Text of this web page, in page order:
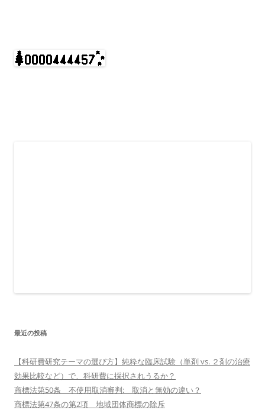
最近の投稿
【科研費研究テーマの選び方】純粋な臨床試験（単剤 vs. ２剤の治療
効果比較など）で、科研費に採択されうるか？
商標法第50条 不使用取消審判: 取消と無効の違い？
商標法第47条の第2項 地域団体商標の除斥